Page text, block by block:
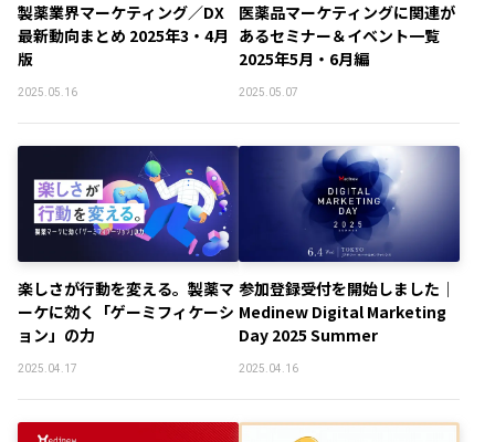
製薬業界マーケティング／DX
最新動向まとめ 2025年3・4月
版
2025.05.16
医薬品マーケティングに関連が
あるセミナー＆イベント一覧
2025年5月・6月編
2025.05.07
楽しさが行動を変える。製薬マ
ーケに効く「ゲーミフィケーシ
ョン」の力
2025.04.17
参加登録受付を開始しました｜
Medinew Digital Marketing
Day 2025 Summer
2025.04.16